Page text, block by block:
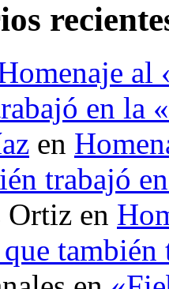
al
en la
en
trabajó
Ortiz en